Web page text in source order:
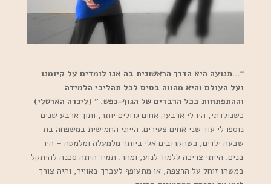
“…תנועה היא הדרך הראשונית בה אנו לומדים על קיומנו
ועל העולם והיא מהווה בסיס לכל תהליכי הלמידה
וההתפתחות בכל הרבדים של הגוף-נפש. ” (לינדה הארטלי)
כשנולדתי, היו לי ארבעה אחים גדולים יותר, ותוך ארבע שנים
נוספו לי עוד שני אחים צעירים. הייתי החמישית במשפחה בת
שבעה ילדים, כשהקרובים אלי ביותר מלמעלה ומלמטה – היו
בנים. הייתי צריכה ללמוד לנוע, ומהר. תמיד היתה סכנה להיתקל
במשהו זוחל על הרצפה, או מתעופף לעברך באוויר, והיה צורך